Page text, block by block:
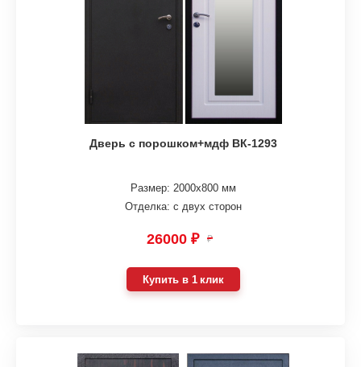
Дверь с порошком+мдф ВК-1293
Размер: 2000х800 мм
Отделка: с двух сторон
26000 ₽ ₽
Купить в 1 клик